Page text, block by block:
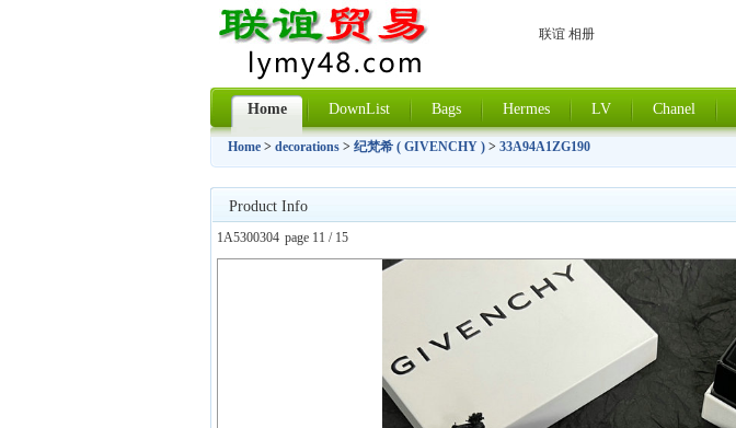
联谊 相册
Home DownList Bags Hermes LV Chanel
Home > decorations > 纪梵希 ( GIVENCHY ) > 33A94A1ZG190
Product Info
1A5300304 page 11 / 15
上一张